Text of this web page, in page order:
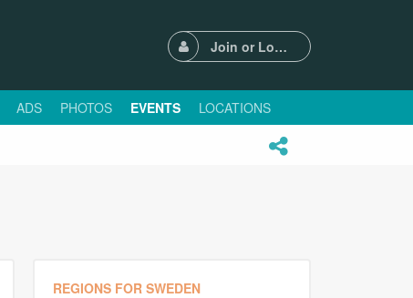
Join or Login
ADS PHOTOS EVENTS LOCATIONS
REGIONS FOR SWEDEN